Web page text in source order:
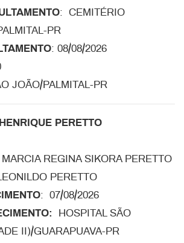
: CEMITÉRIO
PR
: 08/08/2026
JOÃO/PALMITAL-PR
PERETTO
MARCIA REGINA SIKORA PERETTO
PERETTO
: 07/08/2026
HOSPITAL SÃO
II)/GUARAPUAVA-PR